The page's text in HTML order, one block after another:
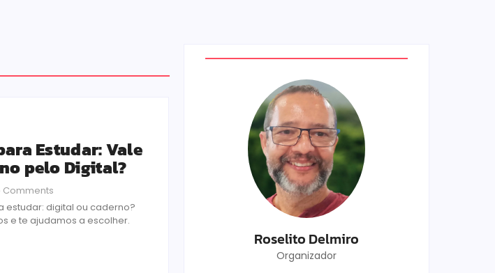
Estudar: Vale
pelo Digital?
Comments
estudar: digital ou caderno?
e te ajudamos a escolher.
Roselito Delmiro
Organizador